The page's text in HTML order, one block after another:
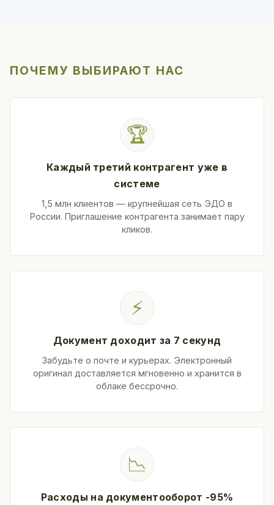
ПОЧЕМУ ВЫБИРАЮТ НАС
🏆
Каждый третий контрагент уже в
системе
1,5 млн клиентов — крупнейшая сеть ЭДО в
России. Приглашение контрагента занимает пару
кликов.
⚡
Документ доходит за 7 секунд
Забудьте о почте и курьерах. Электронный
оригинал доставляется мгновенно и хранится в
облаке бессрочно.
📉
Расходы на документооборот -95%